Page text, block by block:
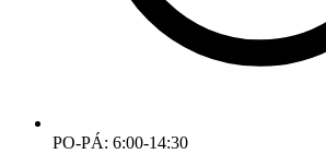
PO-PÁ: 6:00-14:30